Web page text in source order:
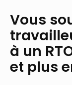
Vous
à un
et plus